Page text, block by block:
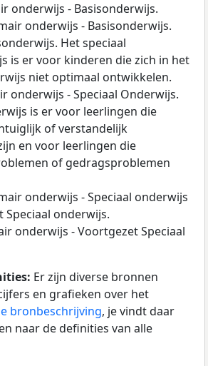
onderwijs - Basisonderwijs.
onderwijs - Basisonderwijs.
Het speciaal
is er voor kinderen die zich in het
niet optimaal ontwikkelen.
onderwijs - Speciaal Onderwijs.
is er voor leerlingen die
of verstandelijk
en voor leerlingen die
of gedragsproblemen
onderwijs - Speciaal onderwijs
Speciaal onderwijs.
onderwijs - Voortgezet Speciaal
Er zijn diverse bronnen
en grafieken over het
bronbeschrijving, je vindt daar
naar de definities van alle